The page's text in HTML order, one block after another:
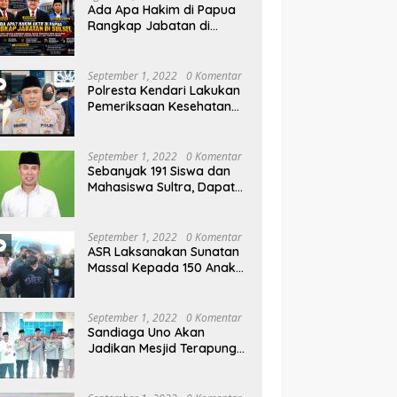
Prostitusi
Ada Apa Hakim di Papua
Rangkap Jabatan di
PERJOSI Desak KY – MA
Turun Tangan
September 1, 2022 0 Komentar
Polresta Kendari Lakukan
Pemeriksaan Kesehatan
September 1, 2022 0 Komentar
Sebanyak 191 Siswa dan
Mahasiswa Sultra, Dapat
September 1, 2022 0 Komentar
ASR Laksanakan Sunatan
Massal Kepada 150 Anak
September 1, 2022 0 Komentar
Sandiaga Uno Akan
Jadikan Mesjid Terapung